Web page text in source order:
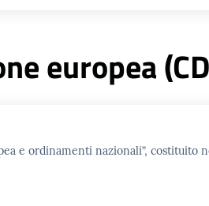
europea
e ordinamenti nazionali”, costituito